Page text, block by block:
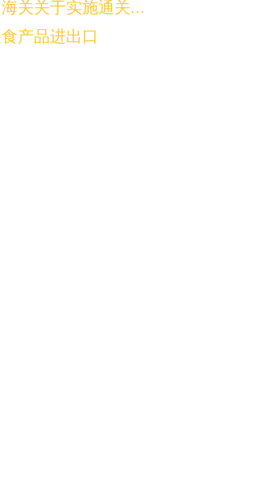
关关于实施通关...
产品进出口